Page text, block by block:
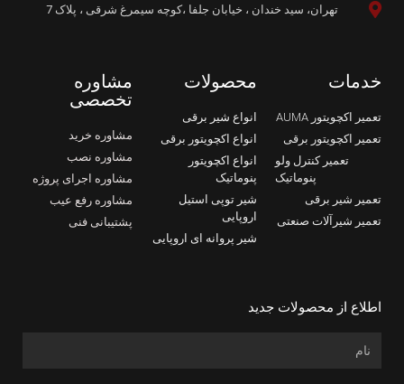
تهران، سید خندان ، خیابان جلفا ،کوچه سیمرغ شرقی ، پلاک 7
خدمات
تعمیر اکچویتور AUMA
تعمیر اکچویتور برقی
تعمیر کنترل ولو
پنوماتیک
تعمیر شیر برقی
تعمیر شیرآلات صنعتی
محصولات
انواع شیر برقی
انواع اکچویتور برقی
انواع اکچویتور
پنوماتیک
شیر توپی استیل
اروپایی
شیر پروانه ای اروپایی
مشاوره
تخصصی
مشاوره خرید
مشاوره نصب
مشاوره اجرای پروژه
مشاوره رفع عیب
پشتیبانی فنی
اطلاع از محصولات جدید